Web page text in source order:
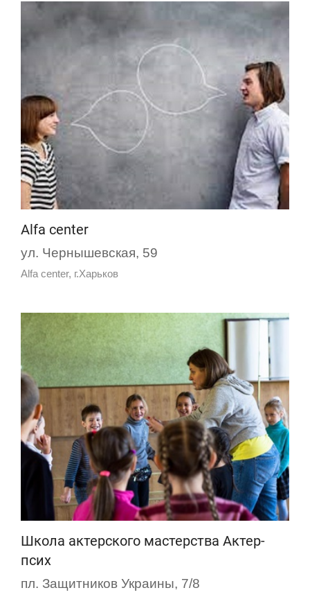
Аlfa center
ул. Чернышевская, 59
Аlfa center, г.Харьков
Школа актерского мастерства Актер-
псих
пл. Защитников Украины, 7/8